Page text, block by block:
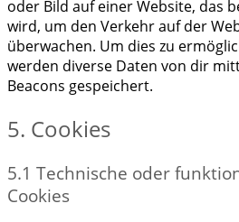
oder Bild auf einer Website, das
wird, um den Verkehr auf der
überwachen. Um dies zu
werden diverse Daten von dir
Beacons gespeichert.
5. Cookies
5.1 Technische oder
Cookies